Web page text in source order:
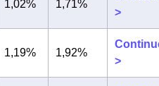
1,02% 1,71%
>
1,19% 1,92%
>